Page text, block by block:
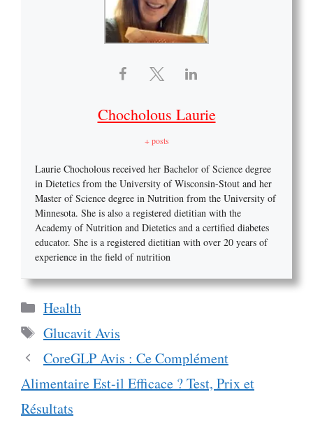
Chocholous Laurie
+ posts
Laurie Chocholous received her Bachelor of Science degree
in Dietetics from the University of Wisconsin-Stout and her
Master of Science degree in Nutrition from the University of
Minnesota. She is also a registered dietitian with the
Academy of Nutrition and Dietetics and a certified diabetes
educator. She is a registered dietitian with over 20 years of
experience in the field of nutrition
Categories
Health
Tags
Glucavit Avis
CoreGLP Avis : Ce Complément
Alimentaire Est-il Efficace ? Test, Prix et
Résultats